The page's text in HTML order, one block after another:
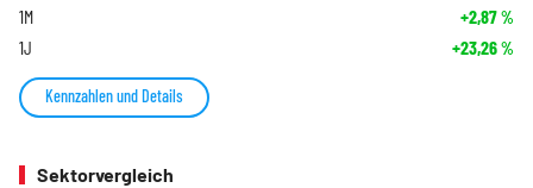
1M +2,87%
1J +23,26%
Kennzahlen und Details
Sektorvergleich